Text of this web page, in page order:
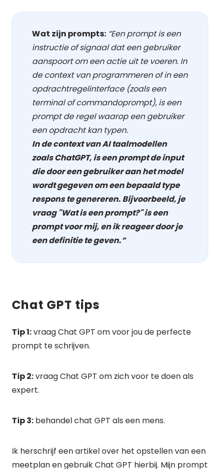
Wat zijn prompts: “Een prompt is een
instructie of signaal dat een gebruiker
aanspoort om een actie uit te voeren. In
de context van programmeren of in een
opdrachtregelinterface (zoals een
terminal of commandoprompt), is een
prompt de regel waarop een gebruiker
een opdracht kan typen.
In de context van AI taalmodellen
zoals ChatGPT, is een prompt de input
die door een gebruiker aan het model
wordt gegeven om een bepaald type
respons te genereren. Bijvoorbeeld, je
vraag "Wat is een prompt?" is een
prompt voor mij, en ik reageer door je
een definitie te geven.”
Chat GPT tips
Tip 1:vraag Chat GPT om voor jou de perfecte
prompt te schrijven.
Tip 2:vraag Chat GPT om zich voor te doen als
expert.
Tip 3: behandel chat GPT als een mens.
Ik herschrijf een artikel over het opstellen van een
meetplan en gebruik Chat GPT hierbij. Mijn prompt